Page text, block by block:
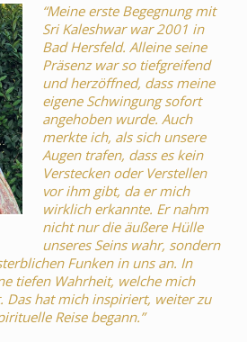
“Meine erste Begegnung mit
Sri Kaleshwar war 2001 in
Bad Hersfeld. Alleine seine
Präsenz war so tiefgreifend
und herzöffned, dass meine
eigene Schwingung sofort
angehoben wurde. Auch
merkte ich, als sich unsere
Augen trafen, dass es kein
Verstecken oder Verstellen
vor ihm gibt, da er mich
wirklich erkannte. Er nahm
nicht nur die äußere Hülle
unseres Seins wahr, sondern
Funken in uns an. In
tiefen Wahrheit, welche mich
hat mich inspiriert, weiter zu
Reise begann.”